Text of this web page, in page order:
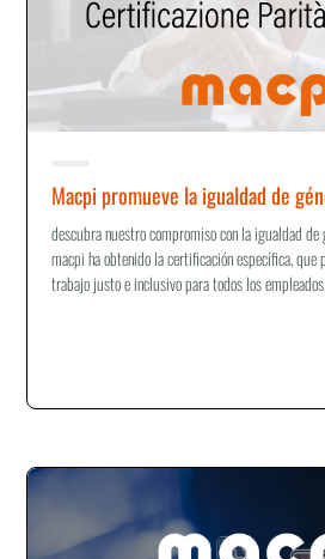
Macpi promueve la igualdad de
descubra nuestro compromiso con la igualdad
macpi ha obtenido la certificación específica, que
trabajo justo e inclusivo para todos los empleados.